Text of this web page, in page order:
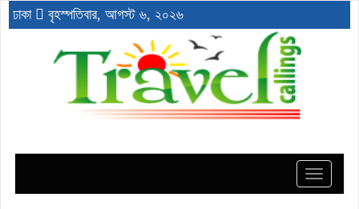
ঢাকা বৃহস্পতিবার, আগস্ট ৬, ২০২৬
Toggle